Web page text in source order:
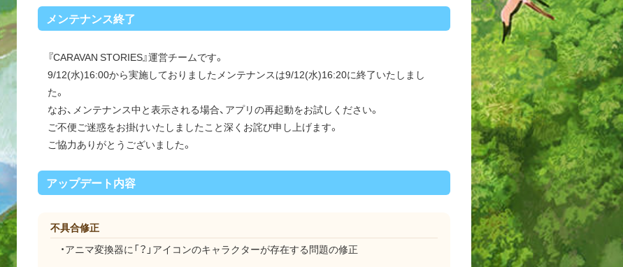
メンテナンス終了
『CARAVAN STORIES』運営チームです。
9/12(水)16:00から実施しておりましたメンテナンスは9/12(水)16:20に終了いたしまし
た。
なお、メンテナンス中と表示される場合、アプリの再起動をお試しください。
ご不便ご迷惑をお掛けいたしましたこと深くお詫び申し上げます。
ご協力ありがとうございました。
アップデート内容
不具合修正
・アニマ変換器に「？」アイコンのキャラクターが存在する問題の修正